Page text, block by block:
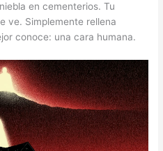
en cementerios. Tu
ve. Simplemente rellena
conoce: una cara humana.